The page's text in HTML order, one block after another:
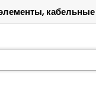
кабельные